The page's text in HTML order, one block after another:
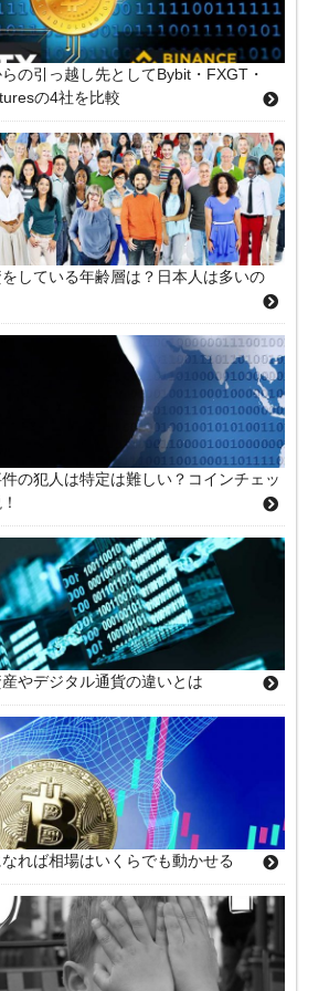
の引っ越し先としてBybit・FXGT・
の4社を比較
している年齢層は？日本人は多いの
の犯人は特定は難しい？コインチェッ
やデジタル通貨の違いとは
れば相場はいくらでも動かせる